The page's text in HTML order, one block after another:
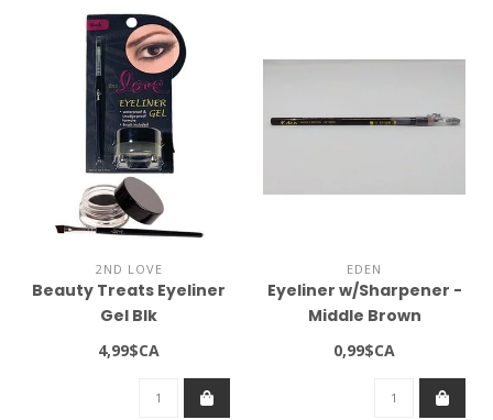
2ND LOVE
Beauty Treats Eyeliner
Gel Blk
4,99$CA
EDEN
Eyeliner w/Sharpener -
Middle Brown
0,99$CA